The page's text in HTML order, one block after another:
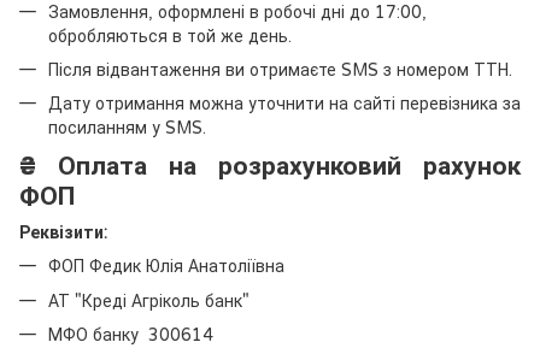
Замовлення, оформлені в робочі дні до 17:00,
обробляються в той же день.
Після відвантаження ви отримаєте SMS з номером ТТН.
Дату отримання можна уточнити на сайті перевізника за
посиланням у SMS.
₴ Оплата на розрахунковий рахунок
ФОП
Реквізити:
ФОП Федик Юлія Анатоліївна
АТ "Креді Агріколь банк"
МФО банку 300614